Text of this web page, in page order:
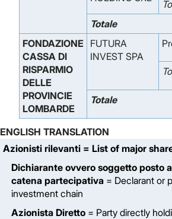
Totale
FONDAZIONE
CASSA DI
RISPARMIO
DELLE
PROVINCIE
LOMBARDE
FUTURA
INVEST SPA
Totale
ENGLISH TRANSLATION
Azionisti rilevanti = List of major
Dichiarante ovvero soggetto posto
catena partecipativa = Declarant or
investment chain
Azionista Diretto = Party directly